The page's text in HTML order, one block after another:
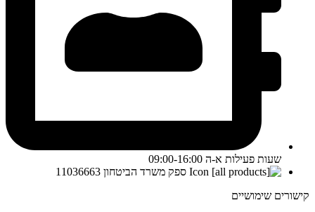
שעות פעילות א-ה 09:00-16:00
ספק משרד הביטחון 11036663
קישורים שימושיים